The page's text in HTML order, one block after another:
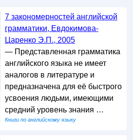
7 закономерностей английской
грамматики, Евдокимова-
Царенко Э.П., 2005
— Представленная грамматика
английского языка не имеет
аналогов в литературе и
предназначена для её быстрого
усвоения людьми, имеющими
средний уровень знания …
Книги по английскому языку